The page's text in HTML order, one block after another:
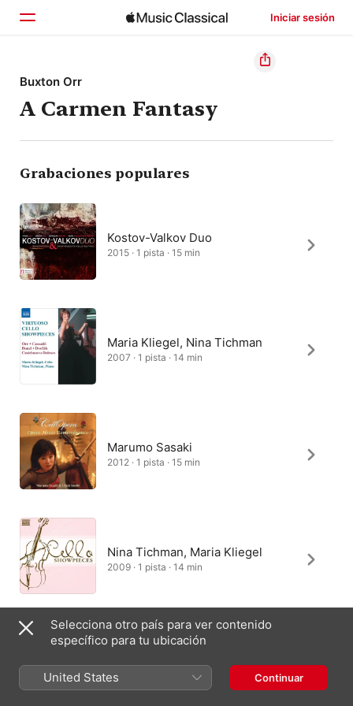
Iniciar sesión
Inicio
Explorar
Buscar
Buxton Orr
A Carmen Fantasy
Grabaciones populares
Kostov-Valkov Duo
2015 · 1 pista · 15 min
Maria Kliegel, Nina Tichman
2007 · 1 pista · 14 min
Marumo Sasaki
2012 · 1 pista · 15 min
Nina Tichman, Maria Kliegel
2009 · 1 pista · 14 min
España English (UK)
Selecciona otro país para ver contenido
específico para tu ubicación
United States Continuar